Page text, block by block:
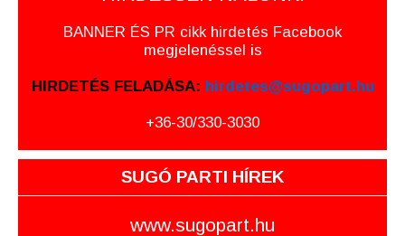
BANNER ÉS PR cikk hirdetés Facebook
megjelenéssel is
HIRDETÉS FELADÁSA: hirdetes@sugopart.hu
+36-30/330-3030
SUGÓ PARTI HÍREK
www.sugopart.hu